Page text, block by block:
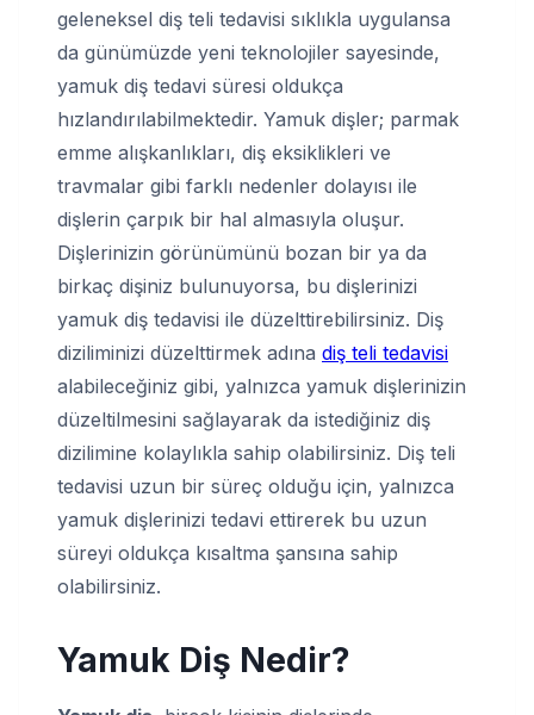
geleneksel diş teli tedavisi sıklıkla uygulansa
da günümüzde yeni teknolojiler sayesinde,
yamuk diş tedavi süresi oldukça
hızlandırılabilmektedir. Yamuk dişler; parmak
emme alışkanlıkları, diş eksiklikleri ve
travmalar gibi farklı nedenler dolayısı ile
dişlerin çarpık bir hal almasıyla oluşur.
Dişlerinizin görünümünü bozan bir ya da
birkaç dişiniz bulunuyorsa, bu dişlerinizi
yamuk diş tedavisi ile düzelttirebilirsiniz. Diş
diziliminizi düzelttirmek adına diş teli tedavisi
alabileceğiniz gibi, yalnızca yamuk dişlerinizin
düzeltilmesini sağlayarak da istediğiniz diş
dizilimine kolaylıkla sahip olabilirsiniz. Diş teli
tedavisi uzun bir süreç olduğu için, yalnızca
yamuk dişlerinizi tedavi ettirerek bu uzun
süreyi oldukça kısaltma şansına sahip
olabilirsiniz.
Yamuk Diş Nedir?